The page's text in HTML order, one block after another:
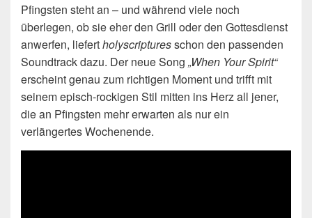
Pfingsten steht an – und während viele noch
überlegen, ob sie eher den Grill oder den Gottesdienst
anwerfen, liefertholyscripturesschon den passenden
Soundtrack dazu. Der neue Song „When Your Spirit“
erscheint genau zum richtigen Moment und trifft mit
seinem episch‑rockigen Stil mitten ins Herz all jener,
die an Pfingsten mehr erwarten als nur ein
verlängertes Wochenende.